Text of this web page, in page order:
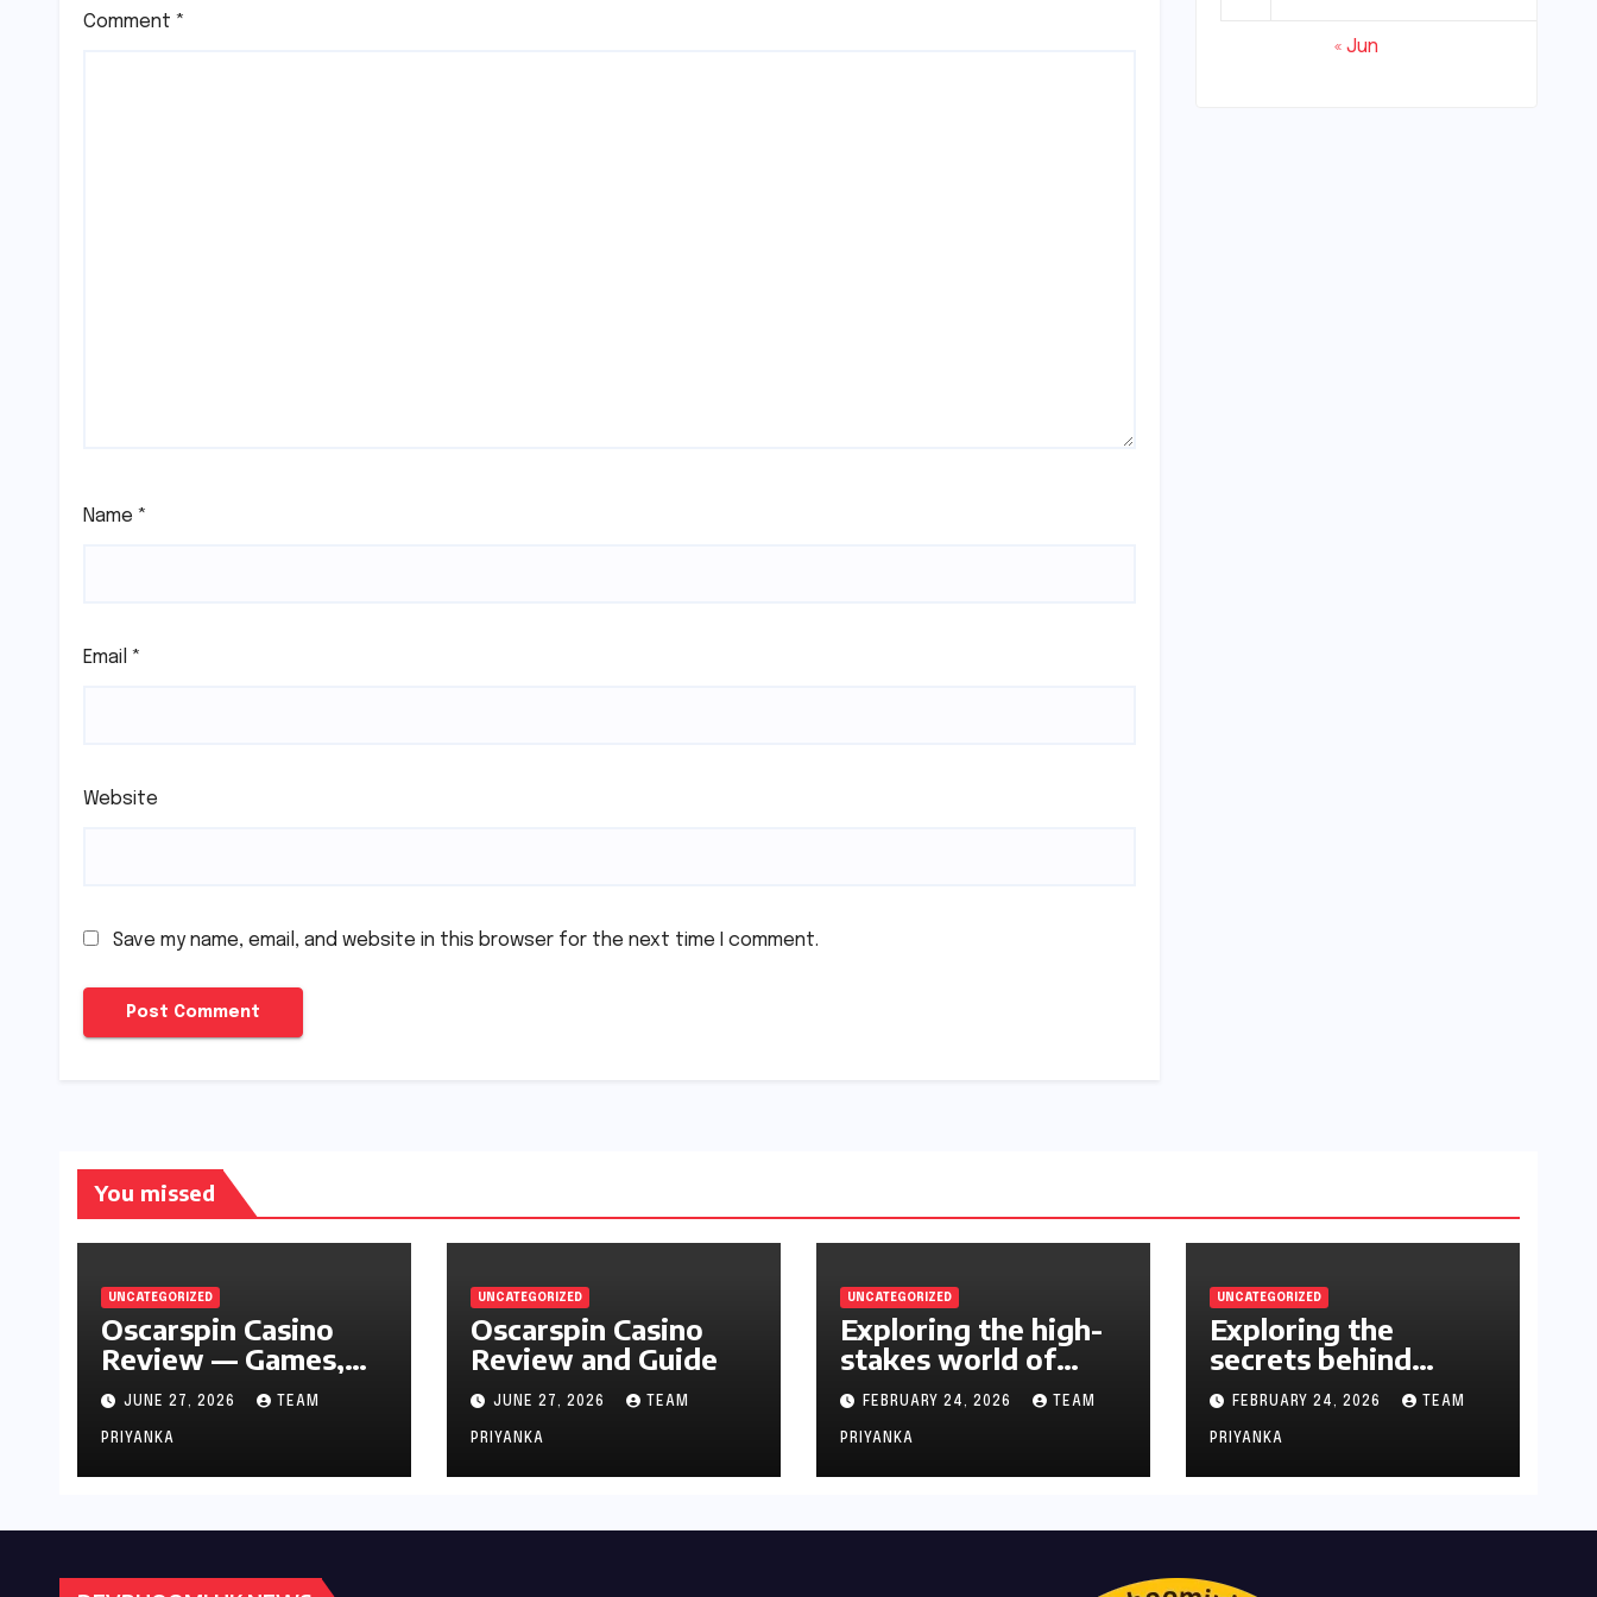
Comment *
Name *
Email *
Website
Save my name, email, and website in this browser for the next time I comment.
« Jun
You missed
UNCATEGORIZED
Oscarspin Casino
Review — Games,
Bonuses & Safety
JUNE 27, 2026 TEAM
PRIYANKA
UNCATEGORIZED
Oscarspin Casino
Review and Guide
JUNE 27, 2026 TEAM
PRIYANKA
UNCATEGORIZED
Exploring the high-
stakes world of
online casinos A
gambler’s guide
FEBRUARY 24, 2026 TEAM
PRIYANKA
UNCATEGORIZED
Exploring the
secrets behind
successful casino
strategies
FEBRUARY 24, 2026 TEAM
PRIYANKA